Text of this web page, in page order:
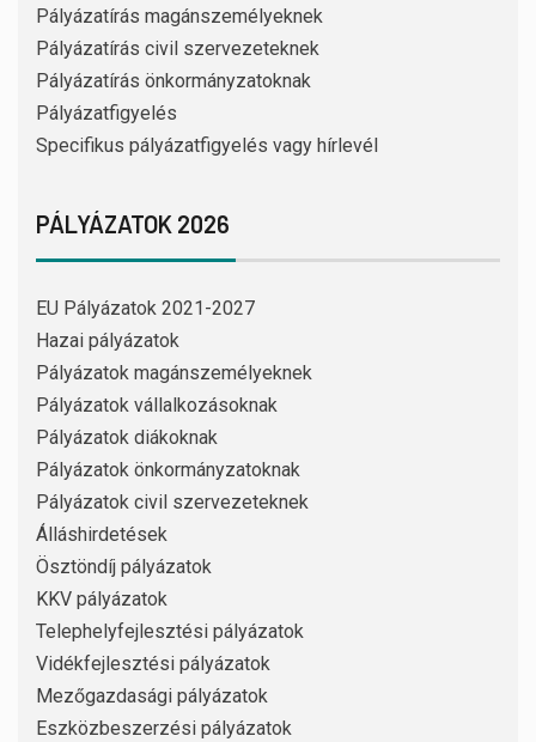
Pályázatírás magánszemélyeknek
Pályázatírás civil szervezeteknek
Pályázatírás önkormányzatoknak
Pályázatfigyelés
Specifikus pályázatfigyelés vagy hírlevél
PÁLYÁZATOK 2026
EU Pályázatok 2021-2027
Hazai pályázatok
Pályázatok magánszemélyeknek
Pályázatok vállalkozásoknak
Pályázatok diákoknak
Pályázatok önkormányzatoknak
Pályázatok civil szervezeteknek
Álláshirdetések
Ösztöndíj pályázatok
KKV pályázatok
Telephelyfejlesztési pályázatok
Vidékfejlesztési pályázatok
Mezőgazdasági pályázatok
Eszközbeszerzési pályázatok